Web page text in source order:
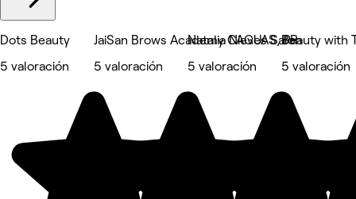
Dots Beauty
5 valoración
JaiSan Brows Academy CAGUAS, PR
5 valoración
Natalia Nieves Salon
5 valoración
Beauty with
5 valoración